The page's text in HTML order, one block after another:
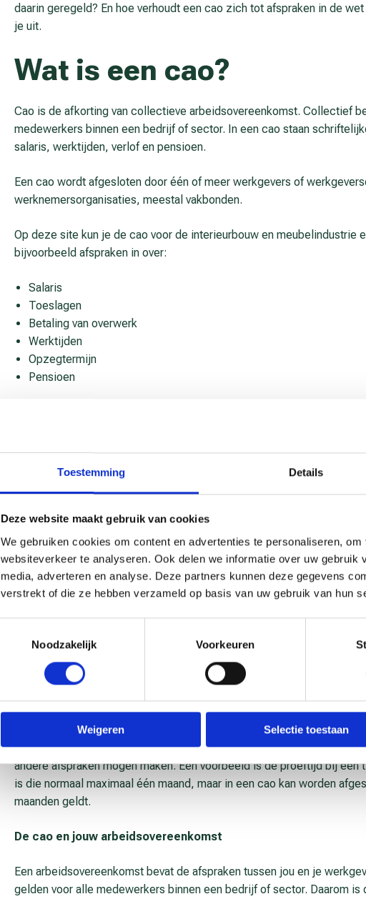
Toestemming Details
Deze website maakt gebruik van cookies
We gebruiken cookies om content en advertenties te personaliseren,
websiteverkeer te analyseren. Ook delen we informatie over uw
media, adverteren en analyse. Deze partners kunnen deze gegevens
verstrekt of die ze hebben verzameld op basis van uw gebruik van hun
Noodzakelijk
Voorkeuren
Weigeren Selectie toestaan
daarin geregeld? En hoe verhoudt een cao zich tot afspraken in de
je uit.
Wat is een cao?
Cao is de afkorting van collectieve arbeidsovereenkomst. Collectief
medewerkers binnen een bedrijf of sector. In een cao staan
salaris, werktijden, verlof en pensioen.
Een cao wordt afgesloten door één of meer werkgevers of
werknemersorganisaties, meestal vakbonden.
Op deze site kun je de cao voor de interieurbouw en meubelindustrie
bijvoorbeeld afspraken in over:
Salaris
Toeslagen
Betaling van overwerk
Werktijden
Opzegtermijn
Pensioen
instantie geldt zo’n cao alleen voor de werkgevers en werknemers
vragen om de cao algemeen verbindend te verklaren. Als dat gebeurt,
medewerkers binnen die sector. Werkgevers in de branche moeten
medewerkers.
Wet­te­lij­ke af­spra­ken over ar­beids­voor­waar­den in de cao
en regels over contracten. In een cao worden vaak aanvullende of
hoger zijn dan het wettelijk minimumloon of kunnen medewerkers
het wettelijke minimumloon.
Soms biedt de wet ruimte om via een cao af te wijken van bepaalde
andere afspraken mogen maken. Een voorbeeld is de proeftijd bij
is die normaal maximaal één maand, maar in een cao kan worden
maanden geldt.
De cao en jouw ar­beids­over­een­komst
Een arbeidsovereenkomst bevat de afspraken tussen jou en je
gelden voor alle medewerkers binnen een bedrijf of sector. Daarom